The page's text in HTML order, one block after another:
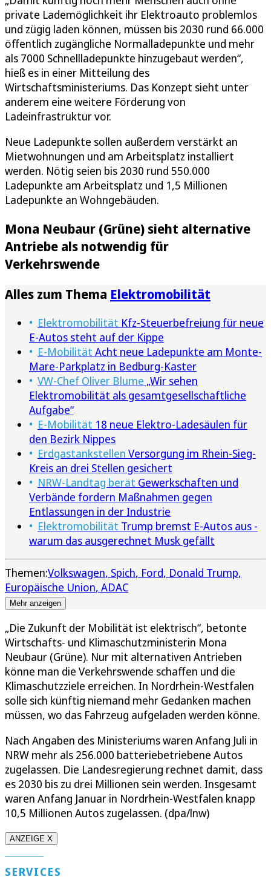
private Lademöglichkeit ihr Elektroauto problemlos
und zügig laden können, müssen bis 2030 rund 66.000
öffentlich zugängliche Normalladepunkte und mehr
als 7000 Schnellladepunkte hinzugebaut werden“,
hieß es in einer Mitteilung des
Wirtschaftsministeriums. Das Konzept sieht unter
anderem eine weitere Förderung von
Ladeinfrastruktur vor.
Neue Ladepunkte sollen außerdem verstärkt an
Mietwohnungen und am Arbeitsplatz installiert
werden. Nötig seien bis 2030 rund 550.000
Ladepunkte am Arbeitsplatz und 1,5 Millionen
Ladepunkte an Wohngebäuden.
Mona Neubaur (Grüne) sieht alternative
Antriebe als notwendig für
Verkehrswende
Alles zum Thema Elektromobilität
Elektromobilität Kfz-Steuerbefreiung für neue
E-Autos steht auf der Kippe
E-Mobilität Acht neue Ladepunkte am Monte-
Mare-Parkplatz in Bedburg-Kaster
VW-Chef Oliver Blume „Wir sehen
Elektromobilität als gesamtgesellschaftliche
Aufgabe“
E-Mobilität 18 neue Elektro-Ladesäulen für
den Bezirk Nippes
Erdgastankstellen Versorgung im Rhein-Sieg-
Kreis an drei Stellen gesichert
NRW-Landtag berät Gewerkschaften und
Verbände fordern Maßnahmen gegen
Entlassungen in der Industrie
Elektromobilität Trump bremst E-Autos aus -
warum das ausgerechnet Musk gefällt
Themen:Volkswagen Spich Ford Donald Trump
Europäische Union ADAC
Mehr anzeigen
„Die Zukunft der Mobilität ist elektrisch“, betonte
Wirtschafts- und Klimaschutzministerin Mona
Neubaur (Grüne). Nur mit alternativen Antrieben
könne man die Verkehrswende schaffen und die
Klimaschutzziele erreichen. In Nordrhein-Westfalen
solle sich künftig niemand mehr Gedanken machen
müssen, wo das Fahrzeug aufgeladen werden könne.
Nach Angaben des Ministeriums waren Anfang Juli in
NRW mehr als 256.000 batteriebetriebene Autos
zugelassen. Die Landesregierung rechnet damit, dass
es 2030 bis zu drei Millionen sein werden. Insgesamt
waren Anfang Januar in Nordrhein-Westfalen knapp
10,5 Millionen Autos zugelassen. (dpa/lnw)
ANZEIGE X
SERVICES